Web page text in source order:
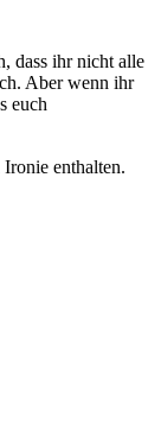
dass ihr nicht alle
Aber wenn ihr
euch
enthalten.